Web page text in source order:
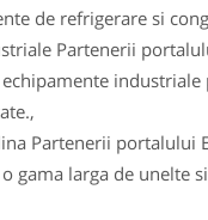
de refrigerare si
Partenerii
Partenerii portalului
gama larga de unelte